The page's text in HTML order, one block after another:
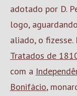
adotado por D.
logo,
aliado, o
Tratados de
com a
Bonifácio,